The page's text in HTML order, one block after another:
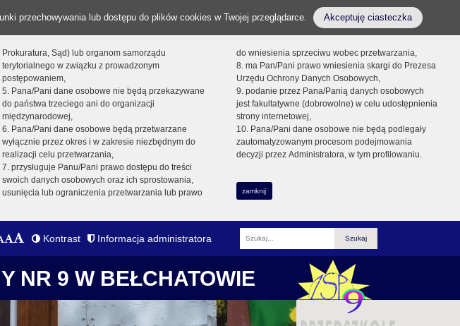
przechowywania lub dostępu do plików cookies w Twojej przeglądarce. Akceptuję ciasteczka
Prokuratura, Sąd) lub organom samorządu
terytorialnego w związku z prowadzonym
postępowaniem,
5. Pana/Pani dane osobowe nie będą przekazywane
do państwa trzeciego ani do organizacji
międzynarodowej,
6. Pana/Pani dane osobowe będą przetwarzane
wyłącznie przez okres i w zakresie niezbędnym do
realizacji celu przetwarzania,
7. przysługuje Panu/Pani prawo dostępu do treści
swoich danych osobowych oraz ich sprostowania,
usunięcia lub ograniczenia przetwarzania lub prawo
do wniesienia sprzeciwu wobec przetwarzania,
8. ma Pan/Pani prawo wniesienia skargi do Prezesa
Urzędu Ochrony Danych Osobowych,
9. podanie przez Pana/Panią danych osobowych
jest fakultatywne (dobrowolne) w celu udostępnienia
strony internetowej,
10. Pana/Pani dane osobowe nie będą podlegały
zautomatyzowanym procesom podejmowania
decyzji przez Administratora, w tym profilowaniu.
zamknij
Kontrast Informacja administratora
Fraza
NR 9 W BEŁCHATOWIE